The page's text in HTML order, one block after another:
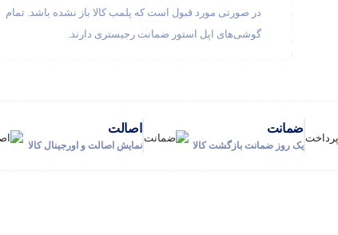
در صورتی مورد قبول است که پلمب کالا باز نشده باشد. تمام
گوشی‌های اپل استور ضمانت رجیستری دارند.
ضمانت
یک روز ضمانت بازگشت کالا
اصالت
نمایش اصالت و اورجینال کالا